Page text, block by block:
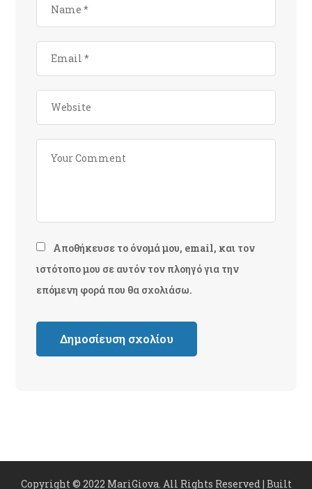
Αποθήκευσε το όνομά μου, email, και τον
ιστότοπο μου σε αυτόν τον πλοηγό για την
επόμενη φορά που θα σχολιάσω.
Copyright © 2022 MariGiova. All Rights Reserved | Built